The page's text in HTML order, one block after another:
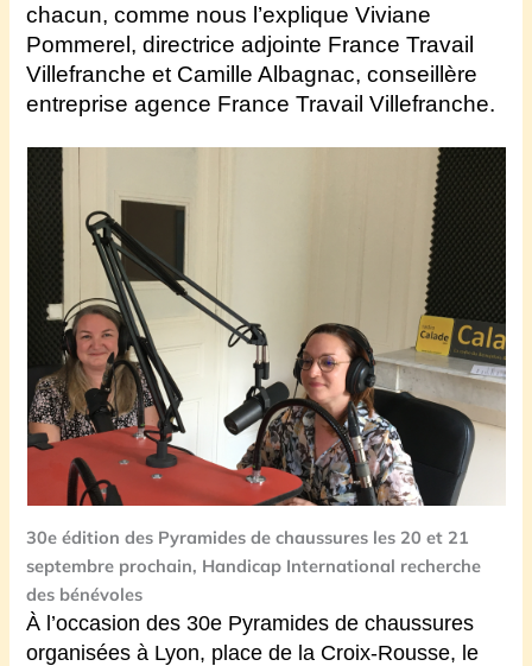
chacun, comme nous l’explique Viviane
Pommerel, directrice adjointe France Travail
Villefranche et Camille Albagnac, conseillère
entreprise agence France Travail Villefranche.
30e édition des Pyramides de chaussures les 20 et 21
septembre prochain, Handicap International recherche
des bénévoles
À l’occasion des 30e Pyramides de chaussures
organisées à Lyon, place de la Croix-Rousse, le